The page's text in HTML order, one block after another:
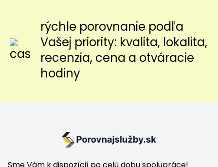
rýchle porovnanie podľa
Vašej priority: kvalita, lokalita,
recenzia, cena a otváracie
hodiny